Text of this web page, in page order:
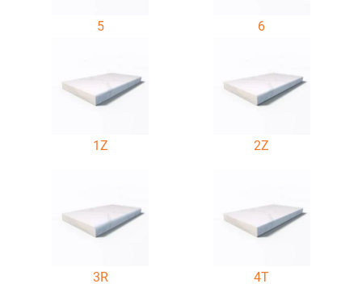
5 6
1Z 2Z
3R 4T